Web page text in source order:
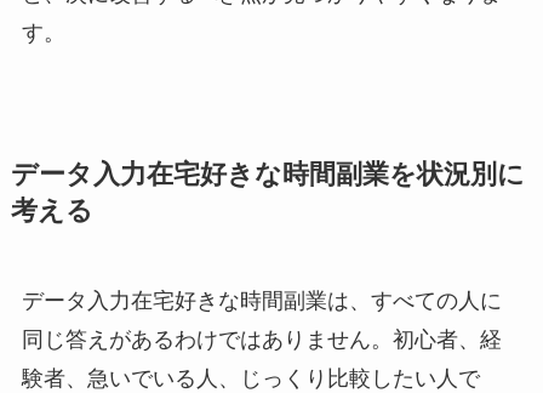
す。
データ入力在宅好きな時間副業を状況別に
考える
データ入力在宅好きな時間副業は、すべての人に
同じ答えがあるわけではありません。初心者、経
験者、急いでいる人、じっくり比較したい人で